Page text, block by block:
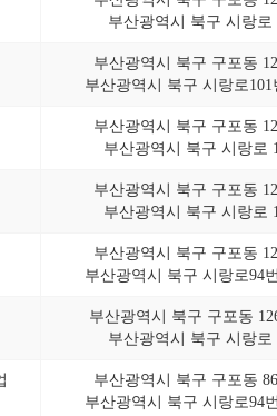
부산광역시 북구 시랑로
부산광역시 북구 구포동
부산광역시 북구 시랑로101
부산광역시 북구 구포동
부산광역시 북구 시랑로
부산광역시 북구 구포동
부산광역시 북구 시랑로
부산광역시 북구 구포동
부산광역시 북구 시랑로94
부산광역시 북구 구포동
부산광역시 북구 시랑로
부산광역시 북구 구포동
부산광역시 북구 시랑로94